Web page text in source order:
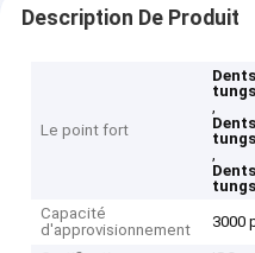
Description De Produit
Le point fort
,
,
Capacité
d'approvisionnement
3000